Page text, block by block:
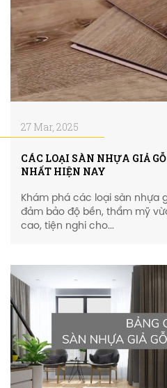
27 Mar, 2025
CÁC LOẠI SÀN NHỰA GIẢ
NHẤT HIỆN NAY
Khám phá các loại sàn nhựa
đảm bảo độ bền, thẩm mỹ
cao, tiện nghi cho...